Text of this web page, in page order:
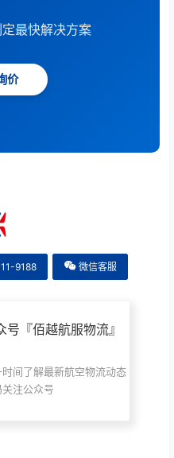
最快解决方案
价
9188 微信客服
号『佰越航服物流』
时间了解最新航空物流动态
注公众号